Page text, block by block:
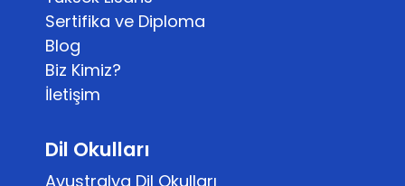
Sertifika ve Diploma
Blog
Biz Kimiz?
İletişim
Dil Okulları
Avustralya Dil Okulları